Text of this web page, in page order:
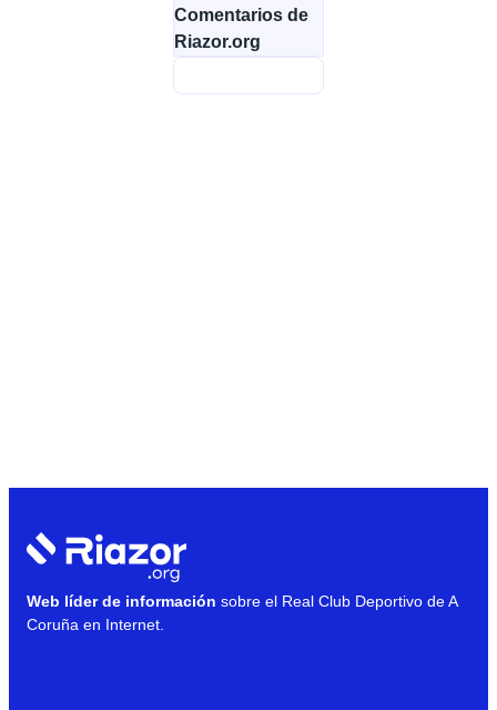
Comentarios de
Riazor.org
Web líder de información sobre el Real Club Deportivo de A
Coruña en Internet.